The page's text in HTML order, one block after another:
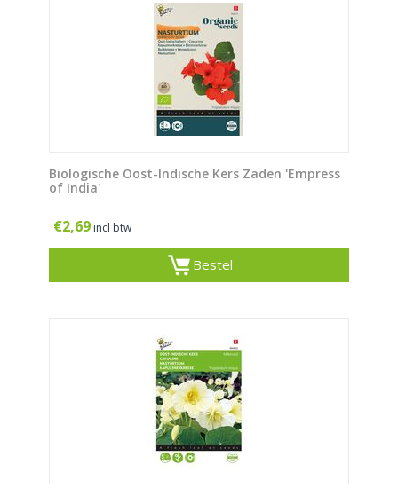
Biologische Oost-Indische Kers Zaden 'Empress
of India'
€2,69 incl btw
Bestel